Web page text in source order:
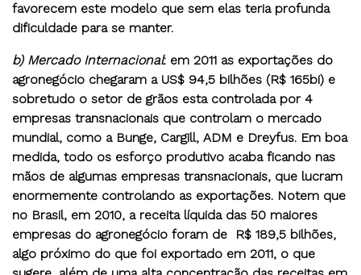
favorecem este modelo que sem elas teria profunda
dificuldade para se manter.
b) Mercado Internacional: em 2011 as exportações do
agronegócio chegaram a US$ 94,5 bilhões (R$ 165bi) e
sobretudo o setor de grãos esta controlada por 4
empresas transnacionais que controlam o mercado
mundial, como a Bunge, Cargill, ADM e Dreyfus. Em boa
medida, todo os esforço produtivo acaba ficando nas
mãos de algumas empresas transnacionais, que lucram
enormemente controlando as exportações. Notem que
no Brasil, em 2010, a receita líquida das 50 maiores
empresas do agronegócio foram de R$ 189,5 bilhões,
algo próximo do que foi exportado em 2011, o que